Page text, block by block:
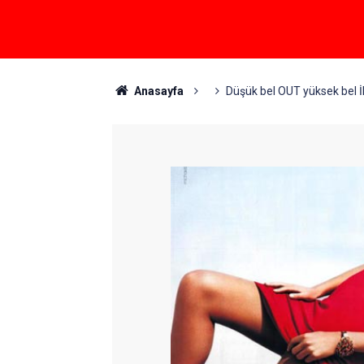
Anasayfa Düşük bel OUT yüksek bel